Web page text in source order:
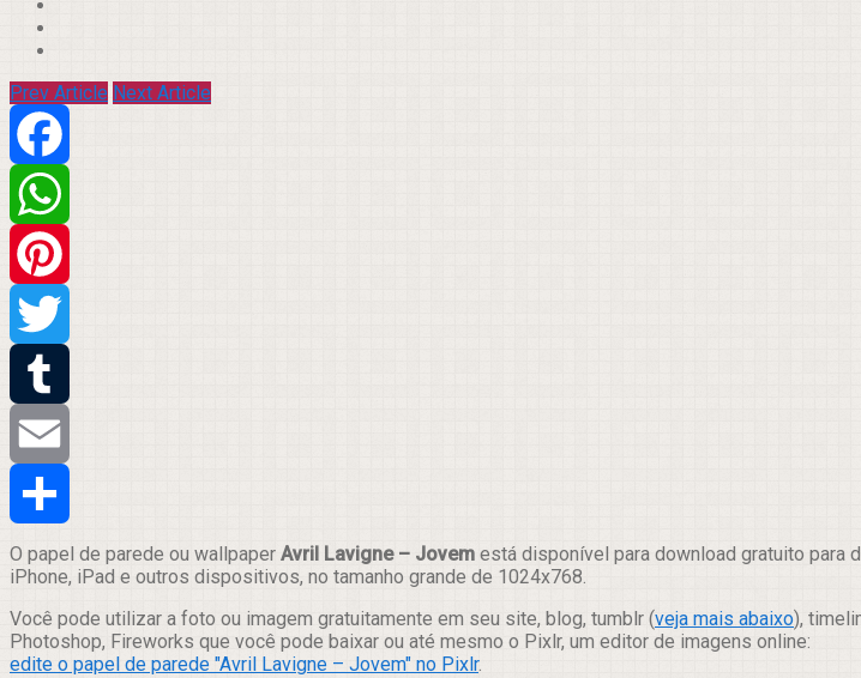
Prev Article Next Article
Facebook
WhatsApp
Pinterest
Twitter
Tumblr
Email
Compartilhar
O papel de parede ou wallpaper Avril Lavigne – Jovem está disponível para download gratuito para
iPhone, iPad e outros dispositivos, no tamanho grande de 1024x768.
Você pode utilizar a foto ou imagem gratuitamente em seu site, blog, tumblr (veja mais abaixo),
Photoshop, Fireworks que você pode baixar ou até mesmo o Pixlr, um editor de imagens online:
edite o papel de parede "Avril Lavigne – Jovem" no Pixlr.